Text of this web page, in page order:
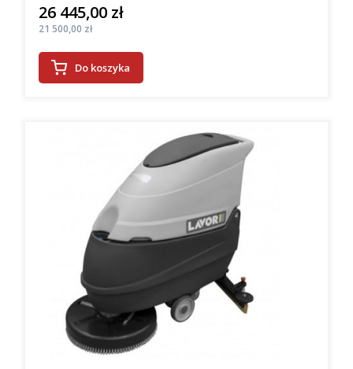
Cena
26 445,00 zł
Cena
21 500,00 zł
Do koszyka